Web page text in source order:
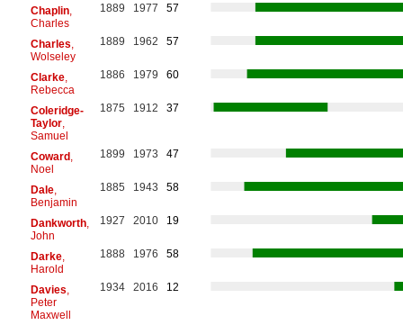
Chaplin,
Charles
1889 1977 57
Charles
Wolseley
1889 1962 57
Clarke,
Rebecca
1886 1979 60
Coleridge-
Taylor,
Samuel
1875 1912 37
Coward,
Noel
1899 1973 47
Dale,
Benjamin
1885 1943 58
Dankworth,
John
1927 2010 19
Darke,
Harold
1888 1976 58
Davies
Peter
Maxwell
1934 2016 12